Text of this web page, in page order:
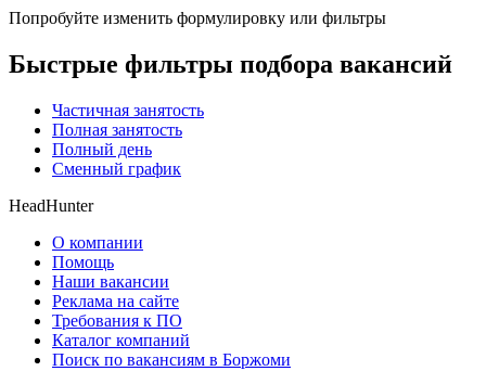
Попробуйте изменить формулировку или фильтры
Быстрые фильтры подбора вакансий
Частичная занятость
Полная занятость
Полный день
Сменный график
HeadHunter
О компании
Помощь
Наши вакансии
Реклама на сайте
Требования к ПО
Каталог компаний
Поиск по вакансиям в Боржоми